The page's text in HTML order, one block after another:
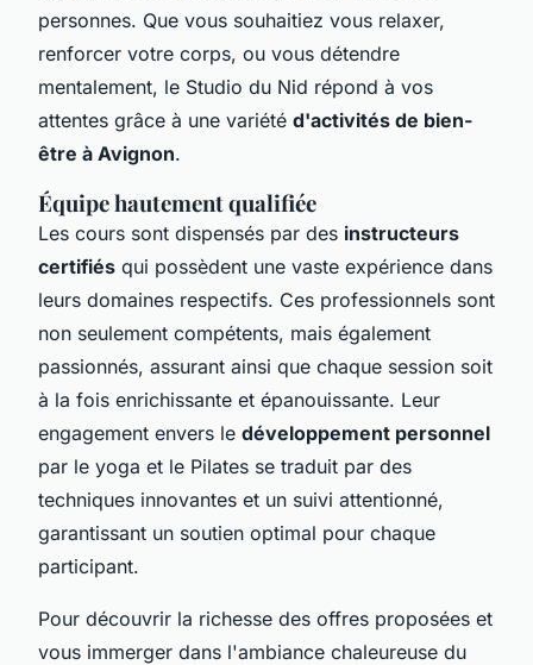
personnes. Que vous souhaitiez vous relaxer,
renforcer votre corps, ou vous détendre
mentalement, le Studio du Nid répond à vos
attentes grâce à une variété d'activités de bien-
être à Avignon.
Équipe hautement qualifiée
Les cours sont dispensés par des instructeurs
certifiés qui possèdent une vaste expérience dans
leurs domaines respectifs. Ces professionnels sont
non seulement compétents, mais également
passionnés, assurant ainsi que chaque session soit
à la fois enrichissante et épanouissante. Leur
engagement envers le développement personnel
par le yoga et le Pilates se traduit par des
techniques innovantes et un suivi attentionné,
garantissant un soutien optimal pour chaque
participant.
Pour découvrir la richesse des offres proposées et
vous immerger dans l'ambiance chaleureuse du